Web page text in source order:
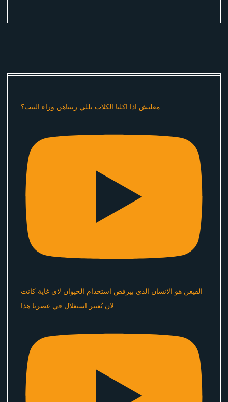
معليش اذا اكلنا الكلاب يللي ربيناهن وراء البيت؟
الفيغن هو الانسان الذي بيرفض استخدام الحيوان لاي غاية كانت